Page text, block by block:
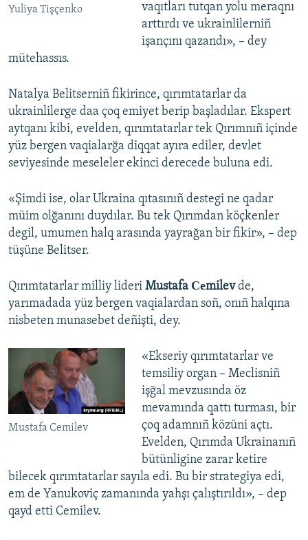
Yuliya Tişçenko
vaqıtları tutqan yolu meraqnı
arttırdı ve ukrainlilerniñ
işançını qazandı», – dey
mütehassıs.
Natalya Belitserniñ fikirince, qırımtatarlar da
ukrainlilerge daa çoq emiyet berip başladılar. Ekspert
aytqanı kibi, evelden, qırımtatarlar tek Qırımnıñ içinde
yüz bergen vaqialarğa diqqat ayıra ediler, devlet
seviyesinde meseleler ekinci derecede buluna edi.
«Şimdi ise, olar Ukraina qıtasınıñ destegi ne qadar
müim olğanını duydılar. Bu tek Qırımdan köçkenler
degil, umumen halq arasında yayrağan bir fikir», – dep
tüşüne Belitser.
Qırımtatarlar milliy lideri Mustafa Сеmilevde,
yarımadada yüz bergen vaqialardan soñ, onıñ halqına
nisbeten munasebet deñişti, dey.
Mustafa Cemilev
«Ekseriy qırımtatarlar ve
temsiliy organ – Meclisniñ
işğal mevzusında öz
mevamında qattı turması, bir
çoq adamnıñ közüni açtı.
Evelden, Qırımda Ukrainanıñ
bütünligine zarar ketire
bilecek qırımtatarlar sayıla edi. Bu bir strategiya edi,
em de Yanukoviç zamanında yahşı çalıştırıldı», – dep
qayd etti Cemilev.